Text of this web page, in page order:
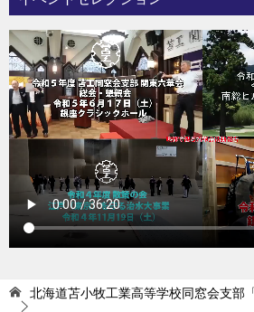
北海道苫小牧工業高等学校同窓会支部